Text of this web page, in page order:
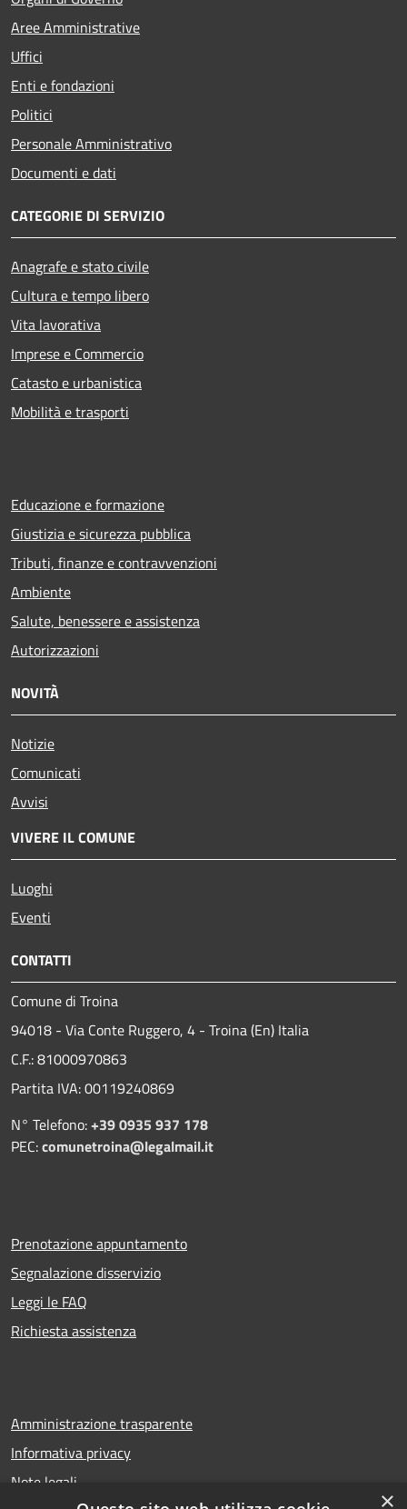
Aree Amministrative
Uffici
Enti e fondazioni
Politici
Personale Amministrativo
Documenti e dati
CATEGORIE DI SERVIZIO
Anagrafe e stato civile
Cultura e tempo libero
Vita lavorativa
Imprese e Commercio
Catasto e urbanistica
Mobilità e trasporti
Educazione e formazione
Giustizia e sicurezza pubblica
Tributi, finanze e contravvenzioni
Ambiente
Salute, benessere e assistenza
Autorizzazioni
NOVITÀ
Notizie
Comunicati
Avvisi
VIVERE IL COMUNE
Luoghi
Eventi
CONTATTI
Comune di Troina
94018 - Via Conte Ruggero, 4 - Troina (En) Italia
C.F.: 81000970863
Partita IVA: 00119240869
N° Telefono:+39 0935 937 178
PEC:comunetroina@legalmail.it
Prenotazione appuntamento
Segnalazione disservizio
Leggi le FAQ
Richiesta assistenza
Amministrazione trasparente
Informativa privacy
Note legali
×